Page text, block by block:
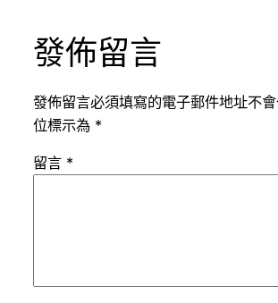
發佈留言
發佈留言必須填寫的電子郵件地址不會
位標示為 *
留言 *